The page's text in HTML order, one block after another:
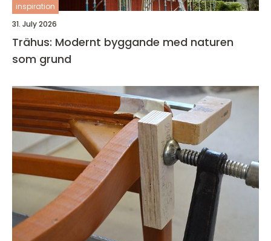
inspiration
31. July 2026
Trähus: Modernt byggande med naturen
som grund